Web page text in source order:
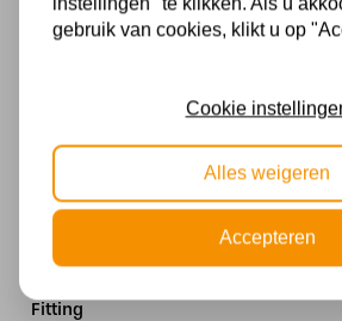
Tiffany-verlichting!
Kleur
Fitting
gebruik van cookies, klikt u op
Cookie
Alles weigeren
Accepteren